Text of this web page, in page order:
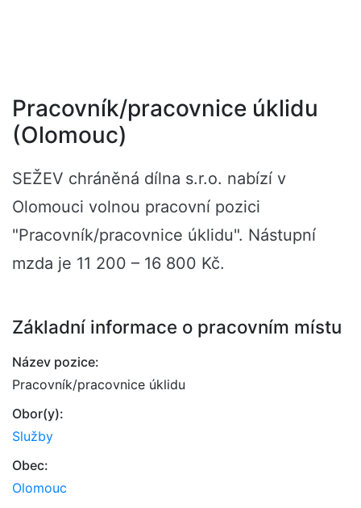
Pracovník/pracovnice úklidu
(Olomouc)
SEŽEV chráněná dílna s.r.o. nabízí v
Olomouci volnou pracovní pozici
"Pracovník/pracovnice úklidu". Nástupní
mzda je 11 200 – 16 800 Kč.
Základní informace o pracovním místu
Název pozice:
Pracovník/pracovnice úklidu
Obor(y):
Služby
Obec:
Olomouc